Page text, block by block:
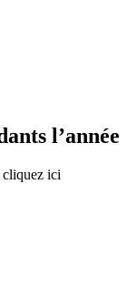
l’année
cliquez ici